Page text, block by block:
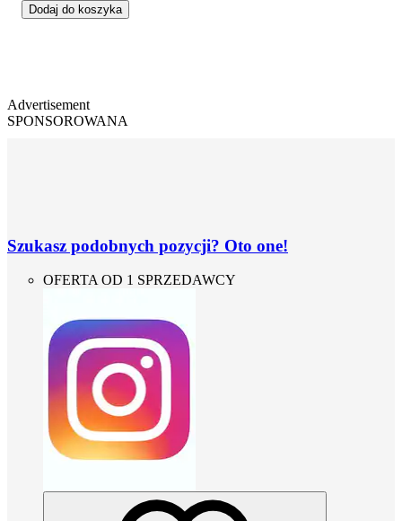
Dodaj do koszyka
Advertisement
SPONSOROWANA
Szukasz podobnych pozycji? Oto one!
OFERTA OD 1 SPRZEDAWCY